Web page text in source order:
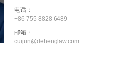
电话：
+86 755 8828 6489
邮箱：
cuijun@dehenglaw.com